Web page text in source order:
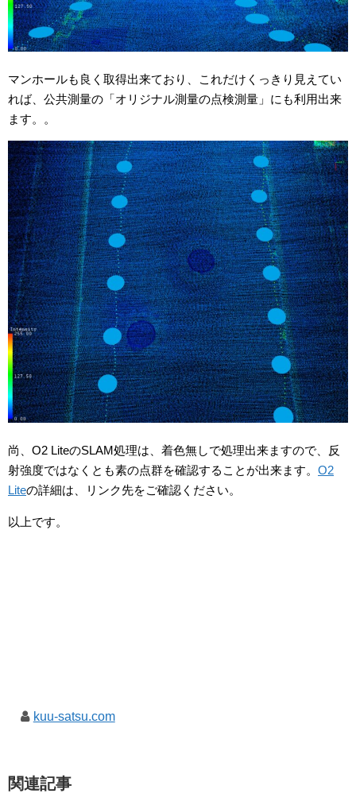
マンホールも良く取得出来ており、これだけくっきり見えてい
れば、公共測量の「オリジナル測量の点検測量」にも利用出来
ます。。
尚、O2 LiteのSLAM処理は、着色無しで処理出来ますので、反
射強度ではなくとも素の点群を確認することが出来ます。 O2
Liteの詳細は、リンク先をご確認ください。
以上です。
kuu-satsu.com
関連記事